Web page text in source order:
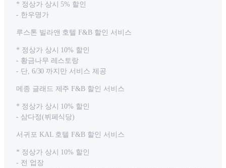
* 정상가 상시 5% 할인
- 한우명가
루스톤 빌라앤 호텔 F&B 할인 서비스
* 정상가 상시 10% 할인
- 황금나무 레스토랑
- 단, 6/30 까지만 서비스 제공
메종 글래드 제주 F&B 할인 서비스
* 정상가 상시 10% 할인
- 삼다정(뷔페식당)
서귀포 KAL 호텔 F&B 할인 서비스
* 정상가 상시 10% 할인
- 전 업장